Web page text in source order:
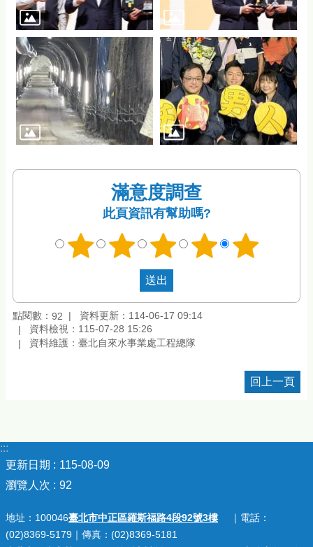
滿意度調查
此頁資訊有幫助嗎?
點閱數： 92
資料更新：114-06-17 09:14
資料檢視：115-07-28 15:26
資料維護：臺北自來水事業處工程總隊
回上一頁
:::
更新日期
115-08-09
瀏覽人次
92
地址：100046臺北市中正區羅斯福路4段92號3樓｜電話：
(02)8369-5179｜傳真：(02)8369-5181